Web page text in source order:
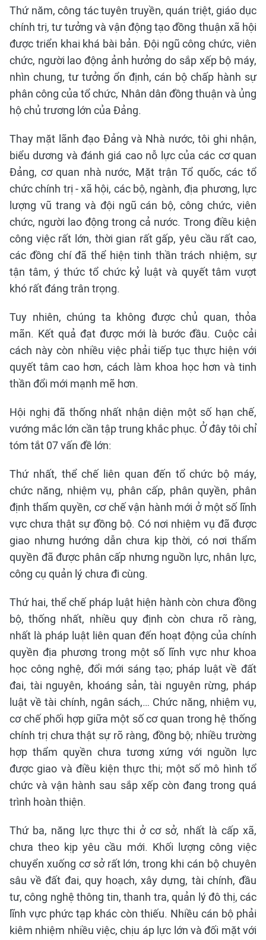
Thứ năm, công tác tuyên truyền, quán triệt, giáo dục
chính trị, tư tưởng và vận động tạo đồng thuận xã hội
được triển khai khá bài bản. Đội ngũ công chức, viên
chức, người lao động ảnh hưởng do sắp xếp bộ máy,
nhìn chung, tư tưởng ổn định, cán bộ chấp hành sự
phân công của tổ chức, Nhân dân đồng thuận và ủng
hộ chủ trương lớn của Đảng.
Thay mặt lãnh đạo Đảng và Nhà nước, tôi ghi nhận,
biểu dương và đánh giá cao nỗ lực của các cơ quan
Đảng, cơ quan nhà nước, Mặt trận Tổ quốc, các tổ
chức chính trị - xã hội, các bộ, ngành, địa phương, lực
lượng vũ trang và đội ngũ cán bộ, công chức, viên
chức, người lao động trong cả nước. Trong điều kiện
công việc rất lớn, thời gian rất gấp, yêu cầu rất cao,
các đồng chí đã thể hiện tinh thần trách nhiệm, sự
tận tâm, ý thức tổ chức kỷ luật và quyết tâm vượt
khó rất đáng trân trọng.
Tuy nhiên, chúng ta không được chủ quan, thỏa
mãn. Kết quả đạt được mới là bước đầu. Cuộc cải
cách này còn nhiều việc phải tiếp tục thực hiện với
quyết tâm cao hơn, cách làm khoa học hơn và tinh
thần đổi mới mạnh mẽ hơn.
Hội nghị đã thống nhất nhận diện một số hạn chế,
vướng mắc lớn cần tập trung khắc phục. Ở đây tôi chỉ
tóm tắt 07 vấn đề lớn:
Thứ nhất, thể chế liên quan đến tổ chức bộ máy,
chức năng, nhiệm vụ, phân cấp, phân quyền, phân
định thẩm quyền, cơ chế vận hành mới ở một số lĩnh
vực chưa thật sự đồng bộ. Có nơi nhiệm vụ đã được
giao nhưng hướng dẫn chưa kịp thời, có nơi thẩm
quyền đã được phân cấp nhưng nguồn lực, nhân lực,
công cụ quản lý chưa đi cùng.
Thứ hai, thể chế pháp luật hiện hành còn chưa đồng
bộ, thống nhất, nhiều quy định còn chưa rõ ràng,
nhất là pháp luật liên quan đến hoạt động của chính
quyền địa phương trong một số lĩnh vực như khoa
học công nghệ, đổi mới sáng tạo; pháp luật về đất
đai, tài nguyên, khoáng sản, tài nguyên rừng, pháp
luật về tài chính, ngân sách,… Chức năng, nhiệm vụ,
cơ chế phối hợp giữa một số cơ quan trong hệ thống
chính trị chưa thật sự rõ ràng, đồng bộ; nhiều trường
hợp thẩm quyền chưa tương xứng với nguồn lực
được giao và điều kiện thực thi; một số mô hình tổ
chức và vận hành sau sắp xếp còn đang trong quá
trình hoàn thiện.
Thứ ba, năng lực thực thi ở cơ sở, nhất là cấp xã,
chưa theo kịp yêu cầu mới. Khối lượng công việc
chuyển xuống cơ sở rất lớn, trong khi cán bộ chuyên
sâu về đất đai, quy hoạch, xây dựng, tài chính, đầu
tư, công nghệ thông tin, thanh tra, quản lý đô thị, các
lĩnh vực phức tạp khác còn thiếu. Nhiều cán bộ phải
kiêm nhiệm nhiều việc, chịu áp lực lớn và đối mặt với